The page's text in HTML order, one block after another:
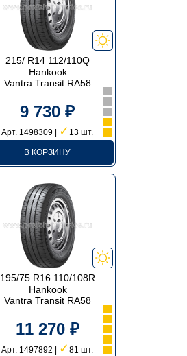
215/ R14 112/110Q
Hankook
Vantra Transit RA58
9 730 ₽
Арт. 1498309 | ✓ 13 шт.
В КОРЗИНУ
195/75 R16 110/108R
Hankook
Vantra Transit RA58
11 270 ₽
Арт. 1497892 | ✓81 шт.